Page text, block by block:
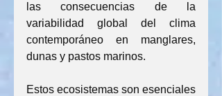
las consecuencias de la
variabilidad global del clima
contemporáneo en manglares,
dunas y pastos marinos.
Estos ecosistemas son esenciales